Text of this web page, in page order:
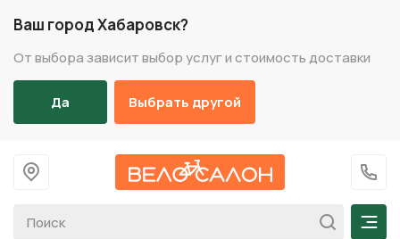
Ваш город Хабаровск?
От выбора зависит выбор услуг и стоимость доставки
Да Выбрать другой
На главную
+7